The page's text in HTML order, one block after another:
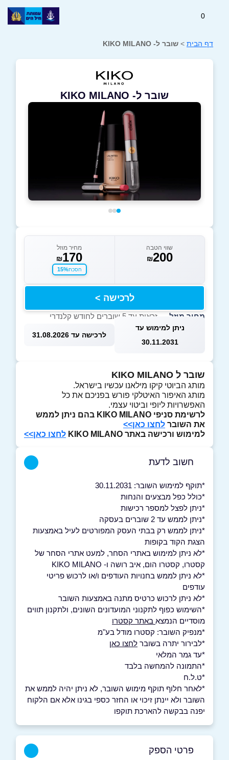
0
דף הבית > שובר ל- KIKO MILANO
שובר ל- KIKO MILANO
שווי הטבה
₪200
מחיר מוזל
₪170
חסכת15%
לרכישה >
מחיר מוזל — זכאות עד 5 שוברים לחודש קלנדרי
ניתן למימוש עד
30.11.2031
לרכישה עד 31.08.2026
שובר ל KIKO MILANO
מותג הביוטי קיקו מילאנו עכשיו בישראל.
מותג האיפור האיטלקי פורש בפניכם את כל
האפשרויות ליופי וביטוי עצמי.
לרשימת סניפי KIKO MILANO בהם ניתן לממש
את השובר לחצו כאן>>
למימוש ורכישה באתר KIKO MILANO
לחצו כאן>>
חשוב לדעת
*תוקף למימוש השובר: 30.11.2031
*כולל כפל מבצעים והנחות
*ניתן לפצל למספר רכישות
*ניתן לממש עד 2 שוברים בעסקה
*ניתן לממש רק בבתי העסק המפורטים לעיל באמצעות
הצגת הקוד בקופות
*לא ניתן למימוש באתרי הסחר, למעט אתרי הסחר של
קסטרו, קסטרו הום, איב רושה ו- KIKO MILANO
*לא ניתן לממש בחנויות העודפים ו/או לרכוש פריטי
עודפים
*לא ניתן לרכוש כרטיס מתנה באמצעות השובר
*השימוש כפוף לתקנוני המועדונים השונים, ולתקנון תווים
מוסדיים הנמצא באתר קסטרו
*מנפיק השובר: קסטרו מודל בע"מ
*לבירור יתרה בשובר לחצו כאן
*עד גמר המלאי
*התמונה להמחשה בלבד
*ט.ל.ח
*לאחר חלוף תוקף מימוש השובר, לא ניתן יהיה לממש את
השובר ולא יינתן זיכוי או החזר כספי בגינו אלא אם הלקוח
יפנה בבקשה להארכת תוקפו
פרטי הספק